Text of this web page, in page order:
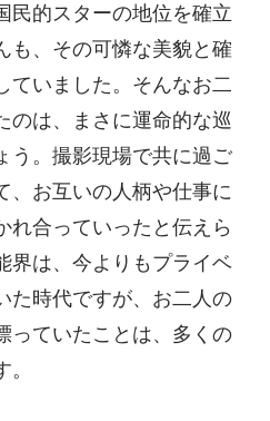
民的スターの地位を確立
も、その可憐な美貌と確
ていました。そんなお二
のは、まさに運命的な巡
う。撮影現場で共に過ご
、お互いの人柄や仕事に
れ合っていったと伝えら
界は、今よりもプライベ
た時代ですが、お二人の
っていたことは、多くの